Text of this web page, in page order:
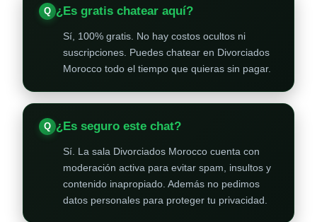
¿Es gratis chatear aquí?
Sí, 100% gratis. No hay costos ocultos ni
suscripciones. Puedes chatear en Divorciados
Morocco todo el tiempo que quieras sin pagar.
¿Es seguro este chat?
Sí. La sala Divorciados Morocco cuenta con
moderación activa para evitar spam, insultos y
contenido inapropiado. Además no pedimos
datos personales para proteger tu privacidad.